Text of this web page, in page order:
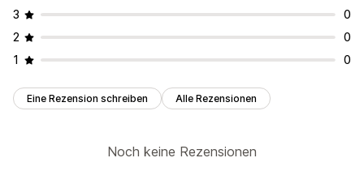
3
0
2
0
1
0
Eine Rezension schreiben Alle Rezensionen
Noch keine Rezensionen